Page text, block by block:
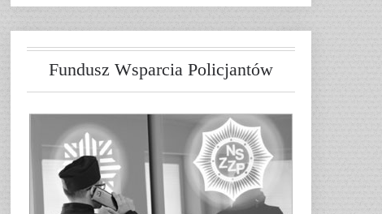
Fundusz Wsparcia Policjantów